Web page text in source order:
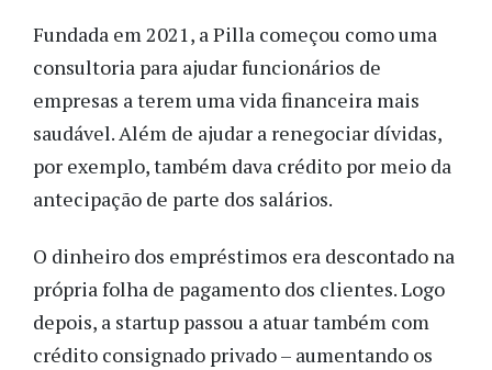
Fundada em 2021, a Pilla começou como uma
consultoria para ajudar funcionários de
empresas a terem uma vida financeira mais
saudável. Além de ajudar a renegociar dívidas,
por exemplo, também dava crédito por meio da
antecipação de parte dos salários.
O dinheiro dos empréstimos era descontado na
própria folha de pagamento dos clientes. Logo
depois, a startup passou a atuar também com
crédito consignado privado – aumentando os